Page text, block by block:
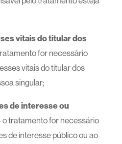
vitais do titular dos
for necessário
vitais do titular dos
singular;
de interesse ou
tratamento for necessário
de interesse público ou ao